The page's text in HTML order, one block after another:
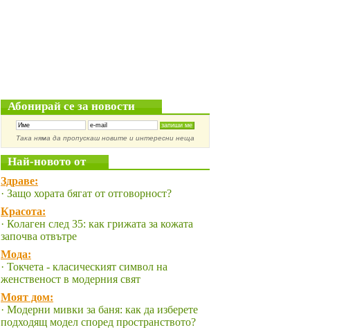
Абонирай се за новости
Така няма да пропускаш новите и интересни неща
Най-новото от
Здраве:
· Защо хората бягат от отговорност?
Красота:
· Колаген след 35: как грижата за кожата
започва отвътре
Мода:
· Токчета - класическият символ на
женственост в модерния свят
Моят дом:
· Модерни мивки за баня: как да изберете
подходящ модел според пространството?